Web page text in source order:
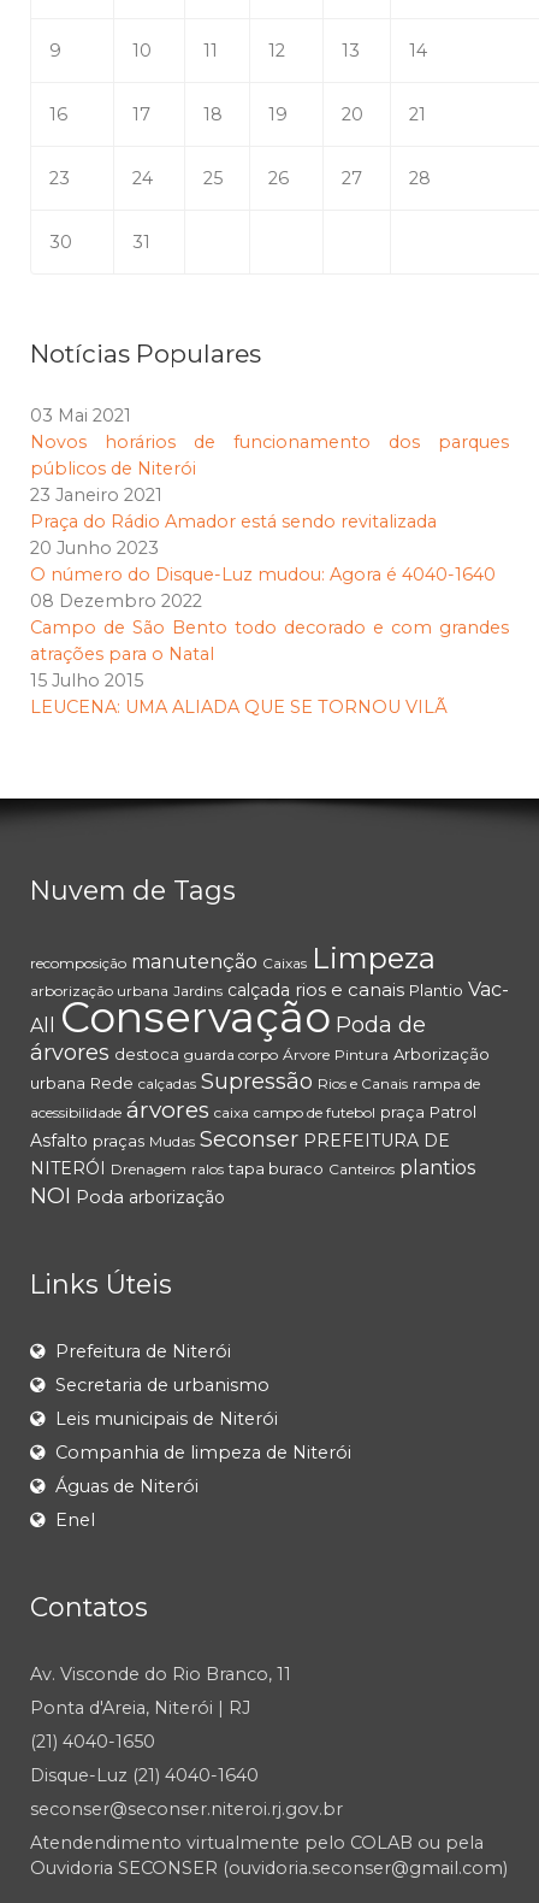
9 10 11 12 13 14
16 17 18 19 20 21
23 24 25 26 27 28
30 31
Notícias Populares
03 Mai 2021
Novos horários de funcionamento dos parques
públicos de Niterói
23 Janeiro 2021
Praça do Rádio Amador está sendo revitalizada
20 Junho 2023
O número do Disque-Luz mudou: Agora é 4040-1640
08 Dezembro 2022
Campo de São Bento todo decorado e com grandes
atrações para o Natal
15 Julho 2015
LEUCENA: UMA ALIADA QUE SE TORNOU VILÃ
Nuvem de Tags
recomposição manutenção Caixas Limpeza
arborização urbana Jardins calçada rios e canais Plantio Vac-
All
Conservação Poda de
árvores destoca guarda corpo Árvore Pintura Arborização
urbana Rede calçadas Supressão Rios e Canais rampa de
acessibilidade árvores caixa campo de futebol praça Patrol
Asfalto praças Mudas Seconser PREFEITURA DE
NITERÓI
Drenagem ralos tapa buraco Canteiros plantios
NOI Poda arborização
Links Úteis
Prefeitura de Niterói
Secretaria de urbanismo
Leis municipais de Niterói
Companhia de limpeza de Niterói
Águas de Niterói
Enel
Contatos
Av. Visconde do Rio Branco, 11
Ponta d'Areia, Niterói | RJ
(21) 4040-1650
Disque-Luz (21) 4040-1640
seconser@seconser.niteroi.rj.gov.br
Atendendimento virtualmente pelo COLAB ou pela
Ouvidoria SECONSER (ouvidoria.seconser@gmail.com)